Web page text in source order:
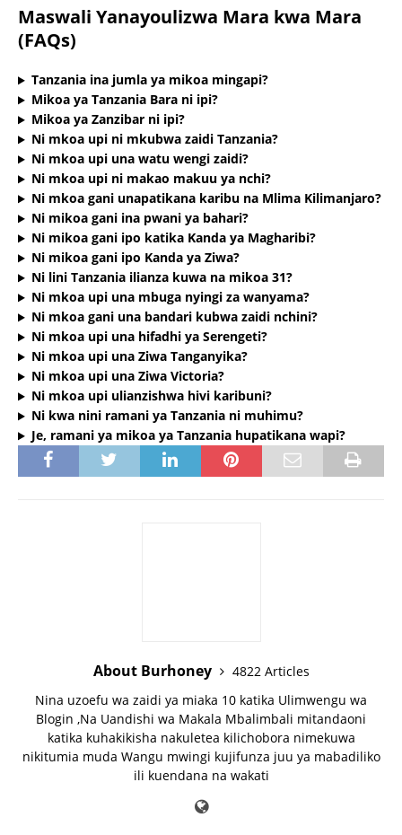
Maswali Yanayoulizwa Mara kwa Mara
(FAQs)
Tanzania ina jumla ya mikoa mingapi?
Mikoa ya Tanzania Bara ni ipi?
Mikoa ya Zanzibar ni ipi?
Ni mkoa upi ni mkubwa zaidi Tanzania?
Ni mkoa upi una watu wengi zaidi?
Ni mkoa upi ni makao makuu ya nchi?
Ni mkoa gani unapatikana karibu na Mlima Kilimanjaro?
Ni mikoa gani ina pwani ya bahari?
Ni mikoa gani ipo katika Kanda ya Magharibi?
Ni mikoa gani ipo Kanda ya Ziwa?
Ni lini Tanzania ilianza kuwa na mikoa 31?
Ni mkoa upi una mbuga nyingi za wanyama?
Ni mkoa gani una bandari kubwa zaidi nchini?
Ni mkoa upi una hifadhi ya Serengeti?
Ni mkoa upi una Ziwa Tanganyika?
Ni mkoa upi una Ziwa Victoria?
Ni mkoa upi ulianzishwa hivi karibuni?
Ni kwa nini ramani ya Tanzania ni muhimu?
Je, ramani ya mikoa ya Tanzania hupatikana wapi?
About Burhoney
4822 Articles
Nina uzoefu wa zaidi ya miaka 10 katika Ulimwengu wa
Blogin ,Na Uandishi wa Makala Mbalimbali mitandaoni
katika kuhakikisha nakuletea kilichobora nimekuwa
nikitumia muda Wangu mwingi kujifunza juu ya mabadiliko
ili kuendana na wakati